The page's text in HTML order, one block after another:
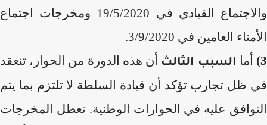
والاجتماع القيادي في 19/5/2020 ومخرجات اجتماع
الأمناء العامين في 3/9/2020.
3)
أما السبب الثالث
أن هذه الدورة من الحوار، تنعقد
في ظل تجارب تؤكد أن قيادة السلطة لا تلتزم بما يتم
التوافق عليه في الحوارات الوطنية. تعطل المخرجات